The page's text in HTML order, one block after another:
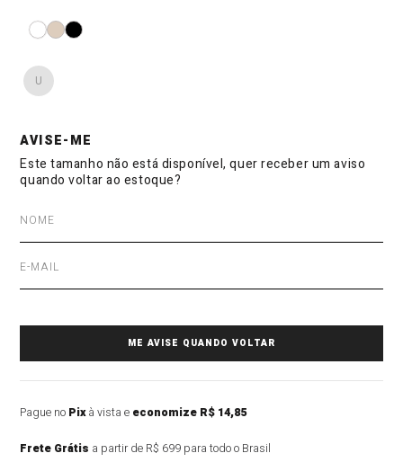
U
Pague no Pixà vista e economize R$ 14,85
Frete Grátis a partir de R$ 699 para todo o Brasil